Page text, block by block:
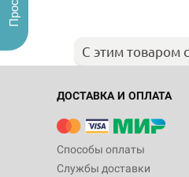
С этим товаром
ДОСТАВКА И ОПЛАТА
Способы оплаты
Службы доставки